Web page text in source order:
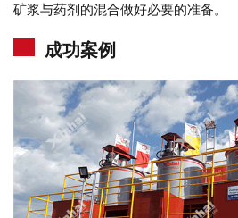
矿浆与药剂的混合做好必要的准备。
成功案例